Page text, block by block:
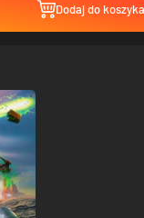
Dodaj do koszyka